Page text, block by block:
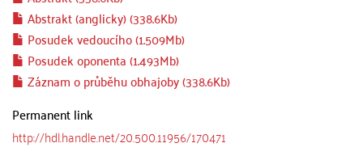
Abstrakt (anglicky) (338.6Kb)
Posudek vedoucího (1.509Mb)
Posudek oponenta (1.493Mb)
Záznam o průběhu obhajoby (338.6Kb)
Permanent link
http://hdl.handle.net/20.500.11956/170471